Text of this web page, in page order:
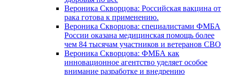
Вероника Скворцова: Российская вакцина от
рака готова к применению.
Вероника Скворцова: специалистами ФМБА
России оказана медицинская помощь более
чем 84 тысячам участников и ветеранов СВО
Вероника Скворцова: ФМБА как
инновационное агентство уделяет особое
внимание разработке и внедрению